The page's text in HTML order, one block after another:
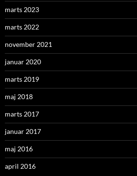
marts 2023
marts 2022
november 2021
januar 2020
marts 2019
maj 2018
marts 2017
januar 2017
maj 2016
april 2016